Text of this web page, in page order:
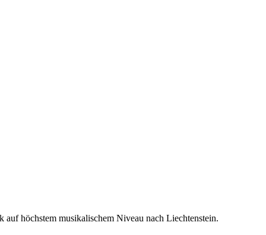
höchstem musikalischem Niveau nach Liechtenstein.